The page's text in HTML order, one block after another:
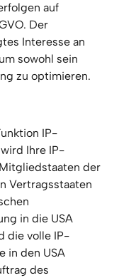
auf
Der
Interesse an
sowohl sein
zu optimieren.
IP-
Ihre IP-
der
Vertragsstaaten
in die USA
die volle IP-
in den USA
des